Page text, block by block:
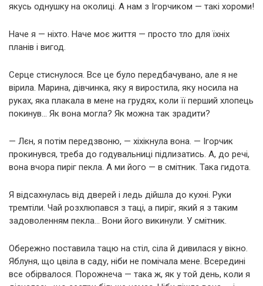
якусь однушку на околиці. А нам з Ігорчиком — такі хороми!
Наче я — ніхто. Наче моє життя — просто тло для їхніх
планів і вигод.
Серце стиснулося. Все це було передбачувано, але я не
вірила. Марина, дівчинка, яку я виростила, яку носила на
руках, яка плакала в мене на грудях, коли її перший хлопець
покинув… Як вона могла? Як можна так зрадити?
— Лєн, я потім передзвоню, — хіхікнула вона. — Ігорчик
прокинувся, треба до годувальниці підлизатись. А, до речі,
вона вчора пиріг пекла. А ми його — в смітник. Така гидота.
Я відсахнулась від дверей і ледь дійшла до кухні. Руки
тремтіли. Чай розхлюпався з таці, а пиріг, який я з таким
задоволенням пекла… Вони його викинули. У смітник.
Обережно поставила тацю на стіл, сіла й дивилася у вікно.
Яблуня, що цвіла в саду, ніби не помічала мене. Всередині
все обірвалося. Порожнеча — така ж, як у той день, коли я